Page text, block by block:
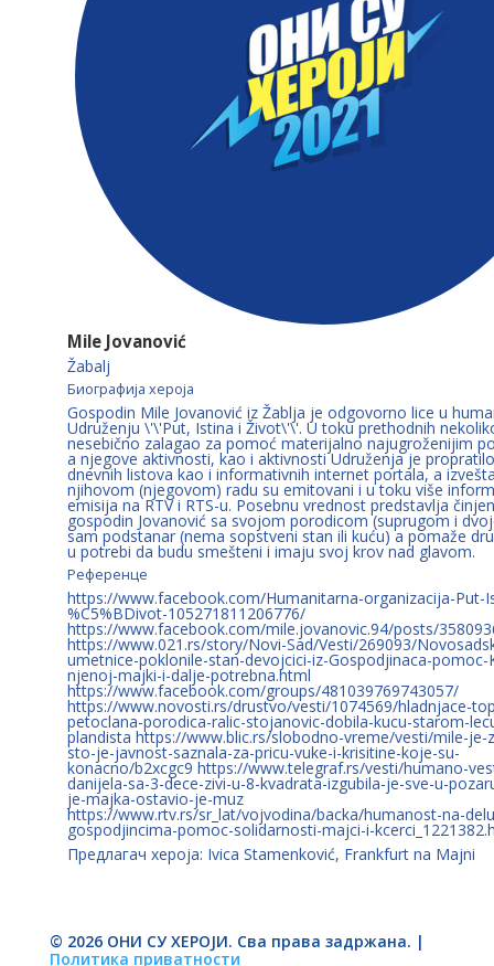
Mile Jovanović
Žabalj
Биографија хероја
Gospodin Mile Jovanović iz Žablja je odgovorno lice u
Udruženju \'\'Put, Istina i Život\'\'. U toku prethodnih
nesebično zalagao za pomoć materijalno najugroženijim
a njegove aktivnosti, kao i aktivnosti Udruženja je
dnevnih listova kao i informativnih internet portala, a
njihovom (njegovom) radu su emitovani i u toku više
emisija na RTV i RTS-u. Posebnu vrednost predstavlja
gospodin Jovanović sa svojom porodicom (suprugom i
sam podstanar (nema sopstveni stan ili kuću) a pomaže
u potrebi da budu smešteni i imaju svoj krov nad glavom.
Референце
https://www.facebook.com/Humanitarna-organizacija-Put-
%C5%BDivot-105271811206776/
https://www.facebook.com/mile.jovanovic.94/posts/
https://www.021.rs/story/Novi-Sad/Vesti/269093/
umetnice-poklonile-stan-devojcici-iz-Gospodjinaca-pomoc-
njenoj-majki-i-dalje-potrebna.html
https://www.facebook.com/groups/481039769743057/
https://www.novosti.rs/drustvo/vesti/1074569/hladnjace-
petoclana-porodica-ralic-stojanovic-dobila-kucu-starom-
plandista https://www.blic.rs/slobodno-vreme/vesti/mile-je-
sto-je-javnost-saznala-za-pricu-vuke-i-krisitine-koje-su-
konacno/b2xcgc9 https://www.telegraf.rs/vesti/humano-
danijela-sa-3-dece-zivi-u-8-kvadrata-izgubila-je-sve-u-
je-majka-ostavio-je-muz
https://www.rtv.rs/sr_lat/vojvodina/backa/humanost-na-
gospodjincima-pomoc-solidarnosti-majci-i-
Предлагач хероја: Ivica Stamenković, Frankfurt na Majni
© 2026 ОНИ СУ ХЕРОЈИ. Сва права задржана. |
Политика приватности